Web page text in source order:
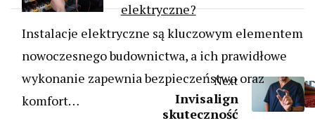
elektryczne?
Instalacje elektryczne są kluczowym elementem
nowoczesnego budownictwa, a ich prawidłowe
wykonanie zapewnia bezpieczeństwo oraz
komfort…
Next
Invisalign
skuteczność